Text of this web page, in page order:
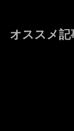
オススメ記